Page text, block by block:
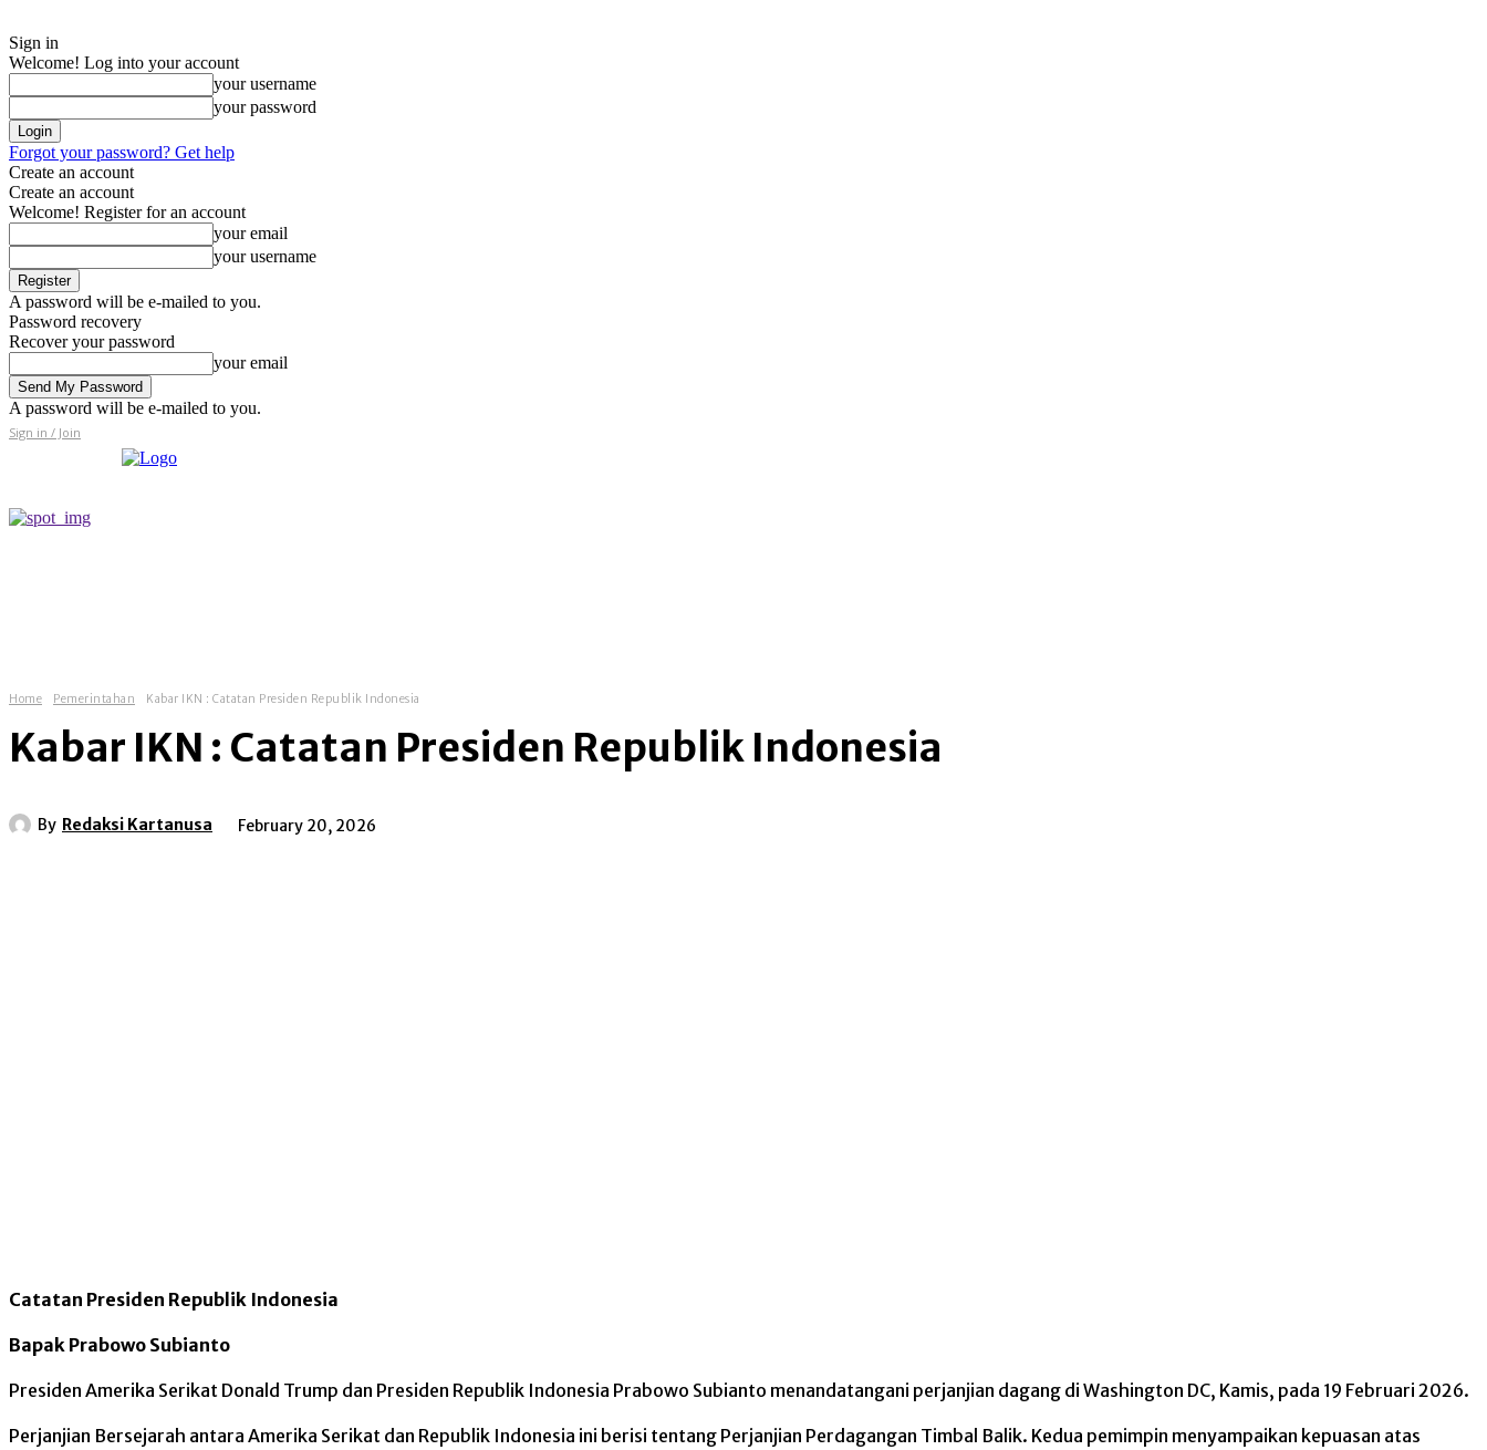
Sign in
Welcome! Log into your account
your username
your password
Forgot your password? Get help
Create an account
Create an account
Welcome! Register for an account
your email
your username
A password will be e-mailed to you.
Password recovery
Recover your password
your email
A password will be e-mailed to you.
Sign in / Join
Home Pemerintahan Kabar IKN : Catatan Presiden Republik Indonesia
Kabar IKN : Catatan Presiden Republik Indonesia
By Redaksi Kartanusa February 20, 2026
Catatan Presiden Republik Indonesia
Bapak Prabowo Subianto
Presiden Amerika Serikat Donald Trump dan Presiden Republik Indonesia Prabowo Subianto menandatangani perjanjian dagang di Washington DC, Kamis, pada 19 Februari 2026.
Perjanjian Bersejarah antara Amerika Serikat dan Republik Indonesia ini berisi tentang Perjanjian Perdagangan Timbal Balik. Kedua pemimpin menyampaikan kepuasan atas